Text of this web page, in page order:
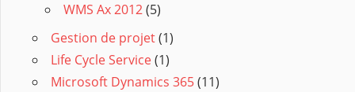
WMS Ax 2012(5)
Gestion de projet(1)
Life Cycle Service(1)
Microsoft Dynamics 365(11)